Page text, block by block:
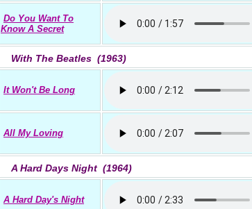
Do You Want To
Know A Secret
With The Beatles (1963)
It Won't Be Long
All My Loving
A Hard Days Night (1964)
A Hard Day's Night